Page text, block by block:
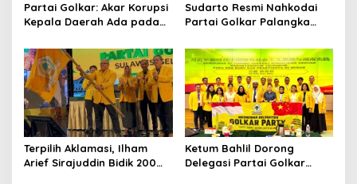
Partai Golkar: Akar Korupsi
Kepala Daerah Ada pada
Pilkada
Sudarto Resmi Nahkodai
Partai Golkar Palangka
Semakin Solid dan
Dipercaya Rakyat
Terpilih Aklamasi, Ilham
Arief Sirajuddin Bidik 200
Ketum Bahlil Dorong
Delegasi Partai Golkar